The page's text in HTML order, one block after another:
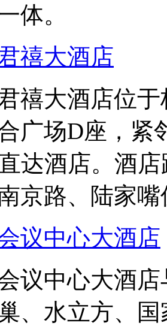
体。
禧大酒店
君禧大酒店位
广场D座，紧
达酒店。酒
京路、陆家
议中心大酒店
议中心大酒
、水立方、